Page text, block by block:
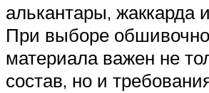
алькантары, жаккарда
При выборе
материала важен не
состав, но и